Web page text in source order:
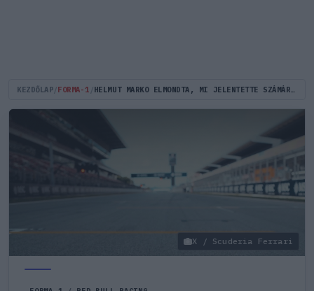
KEZDŐLAP FORMA-1 HELMUT MARKO ELMONDTA, MI JELENTETTE SZÁMÁRA AZ UTOLSÓ CSEPPET A POHÁRBAN
X / Scuderia Ferrari